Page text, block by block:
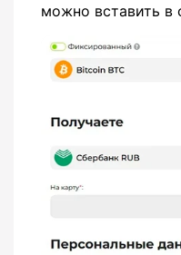
можно вставить в